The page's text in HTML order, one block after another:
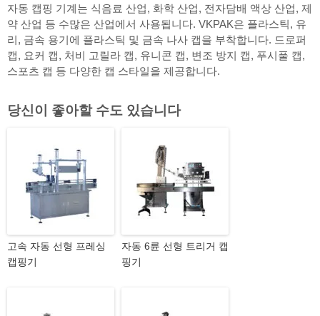
자동 캡핑 기계는 식음료 산업, 화학 산업, 전자담배 액상 산업, 제
약 산업 등 수많은 산업에서 사용됩니다. VKPAK은 플라스틱, 유
리, 금속 용기에 플라스틱 및 금속 나사 캡을 부착합니다. 드로퍼
캡, 요커 캡, 처비 고릴라 캡, 유니콘 캡, 변조 방지 캡, 푸시풀 캡,
스포츠 캡 등 다양한 캡 스타일을 제공합니다.
당신이 좋아할 수도 있습니다
고속 자동 선형 프레싱
캡핑기
자동 6륜 선형 트리거 캡
핑기